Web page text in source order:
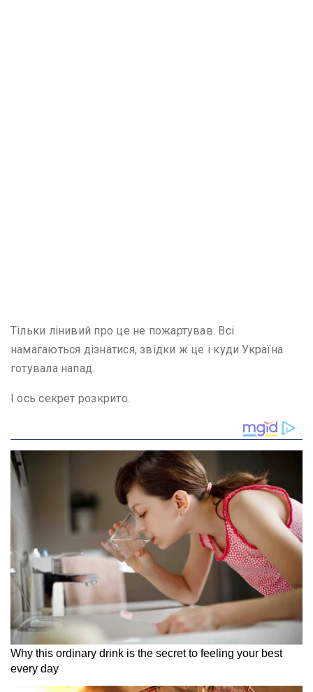
Тільки лінивий про це не пожартував. Всі
намагаються дізнатися, звідки ж це і куди Україна
готувала напад.
І ось секрет розкрито.